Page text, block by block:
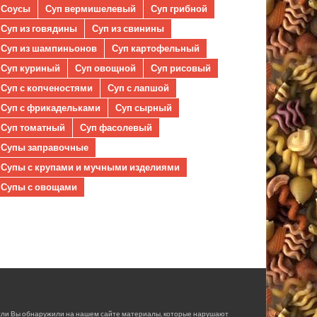
Соусы Суп вермишелевый
Суп грибной
Суп из говядины
Суп из свинины
Суп из шампиньонов
Суп картофельный
Суп куриный
Суп овощной
Суп рисовый
Суп с копченостями
Суп с лапшой
Суп с фрикадельками
Суп сырный
Суп томатный
Суп фасолевый
Супы заправочные
Супы с крупами и мучными изделиями
Супы с овощами
Вы обнаружили на нашем сайте материалы, которые нарушают